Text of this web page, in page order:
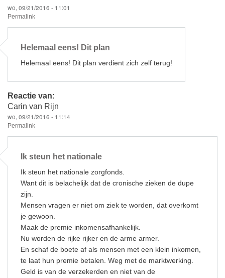
wo, 09/21/2016 - 11:01
Permalink
Helemaal eens! Dit plan
Helemaal eens! Dit plan verdient zich zelf terug!
Reactie van:
Carin van Rijn
wo, 09/21/2016 - 11:14
Permalink
Ik steun het nationale
Ik steun het nationale zorgfonds.
Want dit is belachelijk dat de cronische zieken de dupe
zijn.
Mensen vragen er niet om ziek te worden, dat overkomt
je gewoon.
Maak de premie inkomensafhankelijk.
Nu worden de rijke rijker en de arme armer.
En schaf de boete af als mensen met een klein inkomen,
te laat hun premie betalen. Weg met de marktwerking.
Geld is van de verzekerden en niet van de